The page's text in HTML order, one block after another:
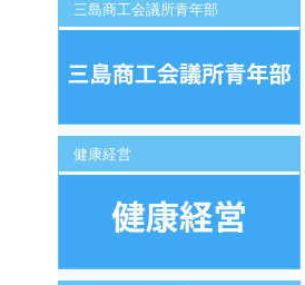
三島商工会議所青年部
健康経営